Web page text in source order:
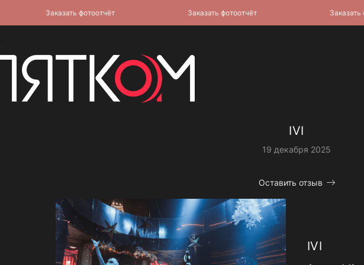
IVI
19 декабря 2025
Оставить отзыв
IVI
Заказать фотоотчёт Заказать фотоотчёт Заказать